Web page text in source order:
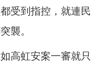
受到指控，就連
襲。
高虹安案一審就